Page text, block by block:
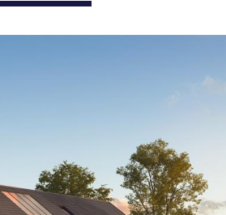
prachtige lichtinval. Hier
en privacy. Aan de achterzijde
Binnen korte vaarafstand